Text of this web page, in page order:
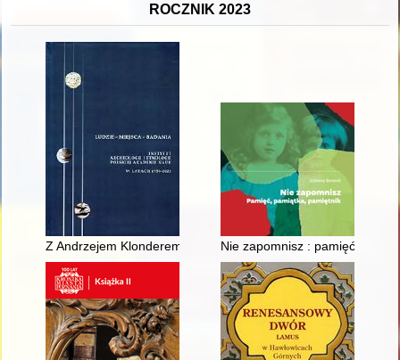
ROCZNIK 2023
Z Andrzejem Klonderem rozmawia Andrzej Janeczek
Nie zapomnisz : pamięć,